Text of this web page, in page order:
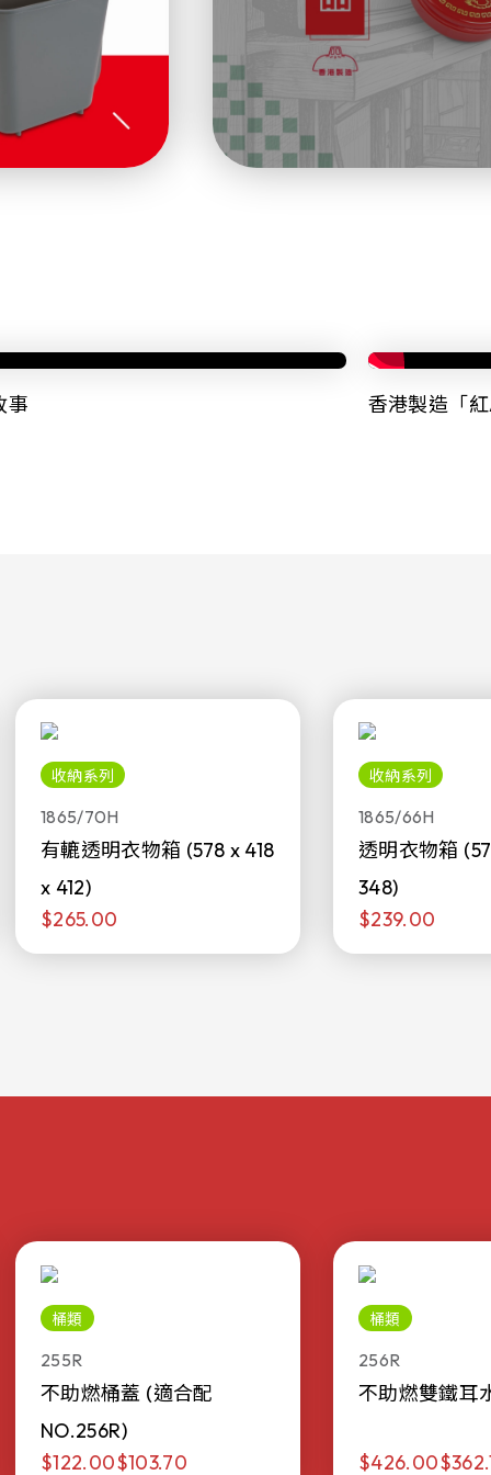
事 香港製造「
收納系列
1865/70H
有轆透明衣物箱 (578 x 418
x 412)
$265.00
收納系列
1865/66H
透明衣物箱
348)
$239.00
桶類
255R
不助燃桶蓋 (適合配
NO.256R)
$122.00$103.70
桶類
256R
不助燃雙鐵耳
$426.00